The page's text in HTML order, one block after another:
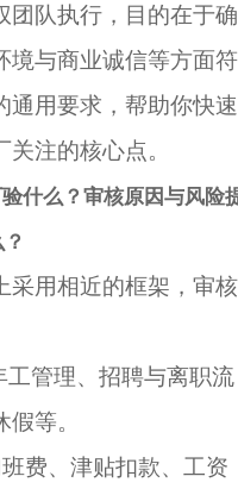
团队执行，目的在于确
境与商业诚信等方面符
通用要求，帮助你快速
注的核心点。
什么？审核原因与风险
采用相近的框架，审核
管理、招聘与离职流
等。
费、津贴扣款、工资